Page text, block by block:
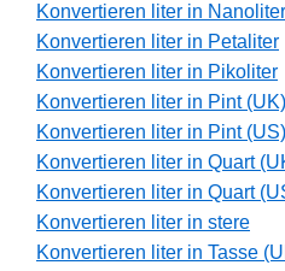
Konvertieren liter in Nanoliter
Konvertieren liter in Petaliter
Konvertieren liter in Pikoliter
Konvertieren liter in Pint (UK)
Konvertieren liter in Pint (US)
Konvertieren liter in Quart
Konvertieren liter in Quart
Konvertieren liter in stere
Konvertieren liter in Tasse